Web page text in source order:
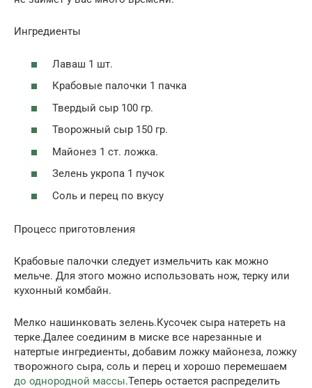
Ингредиенты
Лаваш 1 шт.
Крабовые палочки 1 пачка
Твердый сыр 100 гр.
Творожный сыр 150 гр.
Майонез 1 ст. ложка.
Зелень укропа 1 пучок
Соль и перец по вкусу
Процесс приготовления
Крабовые палочки следует измельчить как можно
мельче. Для этого можно использовать нож, терку или
кухонный комбайн.
Мелко нашинковать зелень.Кусочек сыра натереть на
терке.Далее соединим в миске все нарезанные и
натертые ингредиенты, добавим ложку майонеза, ложку
творожного сыра, соль и перец и хорошо перемешаем
до однородной массы.Теперь остается распределить